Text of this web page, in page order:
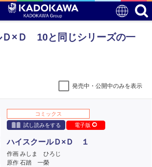
Ｄ×Ｄ 10と同じシリーズの一
発売中・公開中のみを表示
コミックス
試し読みをする
電子版
ハイスクールＤ×Ｄ １
作画 みしま ひろじ
原作 石踏 一榮